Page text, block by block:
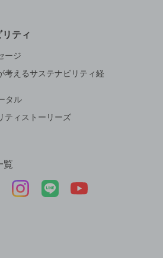
ティ
ージ
考えるサステナビリティ経
タル
ティストーリーズ
覧